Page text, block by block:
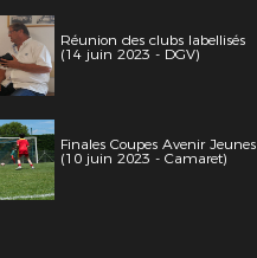
Réunion des clubs labellisés
(14 juin 2023 - DGV)
Finales Coupes Avenir Jeunes
(10 juin 2023 - Camaret)